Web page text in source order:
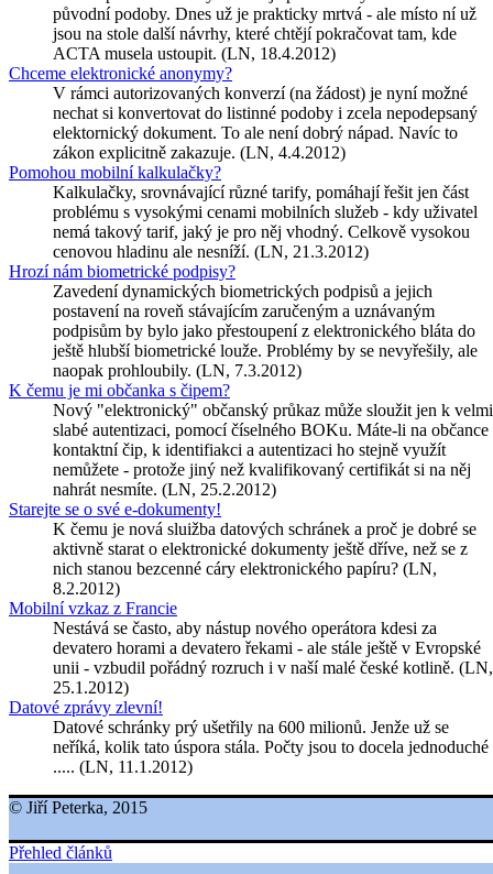
původní podoby. Dnes už je prakticky mrtvá - ale místo ní už
jsou na stole další návrhy, které chtějí pokračovat tam, kde
ACTA musela ustoupit. (LN, 18.4.2012)
Chceme elektronické anonymy?
V rámci autorizovaných konverzí (na žádost) je nyní možné
nechat si konvertovat do listinné podoby i zcela nepodepsaný
elektornický dokument. To ale není dobrý nápad. Navíc to
zákon explicitně zakazuje. (LN, 4.4.2012)
Pomohou mobilní kalkulačky?
Kalkulačky, srovnávající různé tarify, pomáhají řešit jen část
problému s vysokými cenami mobilních služeb - kdy uživatel
nemá takový tarif, jaký je pro něj vhodný. Celkově vysokou
cenovou hladinu ale nesníží. (LN, 21.3.2012)
Hrozí nám biometrické podpisy?
Zavedení dynamických biometrických podpisů a jejich
postavení na roveň stávajícím zaručeným a uznávaným
podpisům by bylo jako přestoupení z elektronického bláta do
ještě hlubší biometrické louže. Problémy by se nevyřešily, ale
naopak prohloubily. (LN, 7.3.2012)
K čemu je mi občanka s čipem?
Nový "elektronický" občanský průkaz může sloužit jen k velmi
slabé autentizaci, pomocí číselného BOKu. Máte-li na občance
kontaktní čip, k identifiakci a autentizaci ho stejně využít
nemůžete - protože jiný než kvalifikovaný certifikát si na něj
nahrát nesmíte. (LN, 25.2.2012)
Starejte se o své e-dokumenty!
K čemu je nová sluižba datových schránek a proč je dobré se
aktivně starat o elektronické dokumenty ještě dříve, než se z
nich stanou bezcenné cáry elektronického papíru? (LN,
8.2.2012)
Mobilní vzkaz z Francie
Nestává se často, aby nástup nového operátora kdesi za
devatero horami a devatero řekami - ale stále ještě v Evropské
unii - vzbudil pořádný rozruch i v naší malé české kotlině. (LN,
25.1.2012)
Datové zprávy zlevní!
Datové schránky prý ušetřily na 600 milionů. Jenže už se
neříká, kolik tato úspora stála. Počty jsou to docela jednoduché
..... (LN, 11.1.2012)
© Jiří Peterka, 2015
Přehled článků